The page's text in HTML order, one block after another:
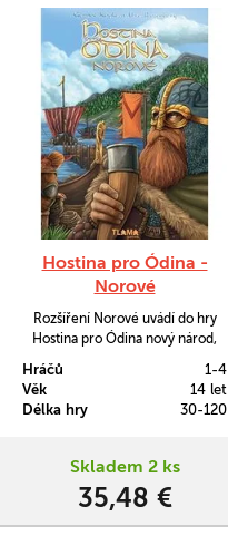
Hostina pro Ódina -
Norové
Rozšíření Norové uvádí do hry
Hostina pro Ódina nový národ,
obchodovat i se usazovat v
nových územích mezi Orknejemi
a Irským mořem. Rozšíření
akcí, která se mění podle počtu
akcí. Najdete zde také nové…
Hráčů
1-4
Věk
14 let
Délka hry
30-120
Skladem 2 ks
35,48 €